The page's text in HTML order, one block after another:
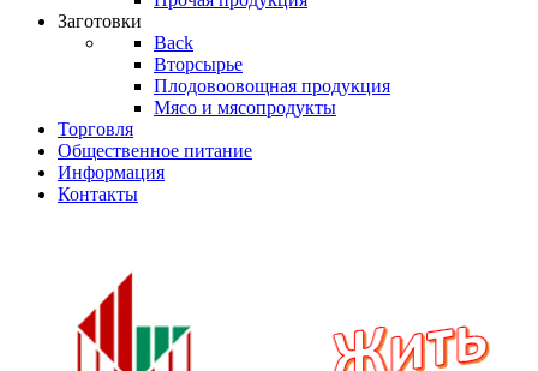
Заготовки
Back
Вторсырье
Плодовоовощная продукция
Мясо и мясопродукты
Торгoвля
Общественное питание
Информация
Контакты